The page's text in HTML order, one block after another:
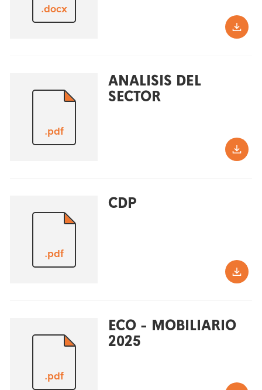
.docx
.pdf
ANALISIS DEL
SECTOR
.pdf
CDP
.pdf
ECO - MOBILIARIO
2025